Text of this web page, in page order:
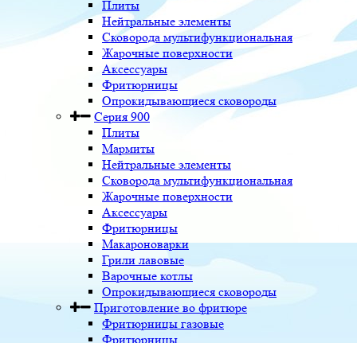
Плиты
Нейтральные элементы
Сковорода мультифункциональная
Жарочные поверхности
Аксессуары
Фритюрницы
Опрокидывающиеся сковороды
Серия 900
Плиты
Мармиты
Нейтральные элементы
Сковорода мультифункциональная
Жарочные поверхности
Аксессуары
Фритюрницы
Макароноварки
Грили лавовые
Варочные котлы
Опрокидывающиеся сковороды
Приготовление во фритюре
Фритюрницы газовые
Фритюрницы